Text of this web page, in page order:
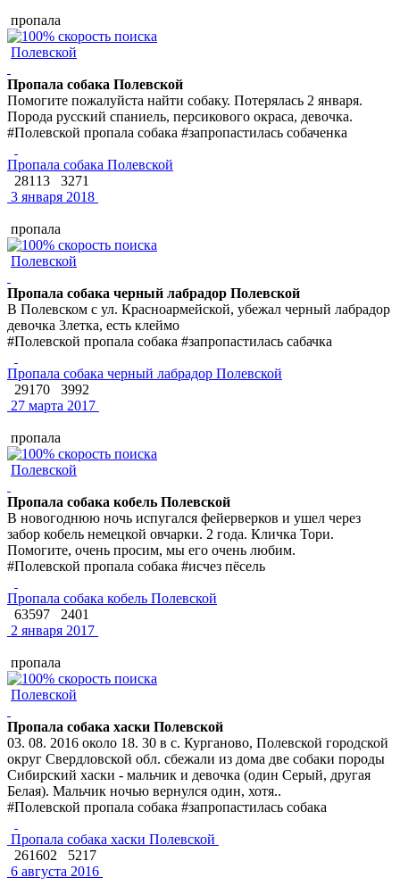
пропала
Полевской
Пропала собака Полевской
Помогите пожалуйста найти собаку. Потерялась 2 января.
Порода русский спаниель, персикового окраса, девочка.
#Полевской пропала собака #запропастилась собаченка
Пропала собака Полевской
28113
3271
3 января 2018
пропала
Полевской
Пропала собака черный лабрадор Полевской
В Полевском с ул. Красноармейской, убежал черный лабрадор
девочка 3летка, есть клеймо
#Полевской пропала собака #запропастилась сабачка
Пропала собака черный лабрадор Полевской
29170
3992
27 марта 2017
пропала
Полевской
Пропала собака кобель Полевской
В новогоднюю ночь испугался фейерверков и ушел через
забор кобель немецкой овчарки. 2 года. Кличка Тори.
Помогите, очень просим, мы его очень любим.
#Полевской пропала собака #исчез пёсель
Пропала собака кобель Полевской
63597
2401
2 января 2017
пропала
Полевской
Пропала собака хаски Полевской
03. 08. 2016 около 18. 30 в с. Курганово, Полевской городской
округ Свердловской обл. сбежали из дома две собаки породы
Сибирский хаски - мальчик и девочка (один Серый, другая
Белая). Мальчик ночью вернулся один, хотя..
#Полевской пропала собака #запропастилась собака
Пропала собака хаски Полевской
261602
5217
6 августа 2016